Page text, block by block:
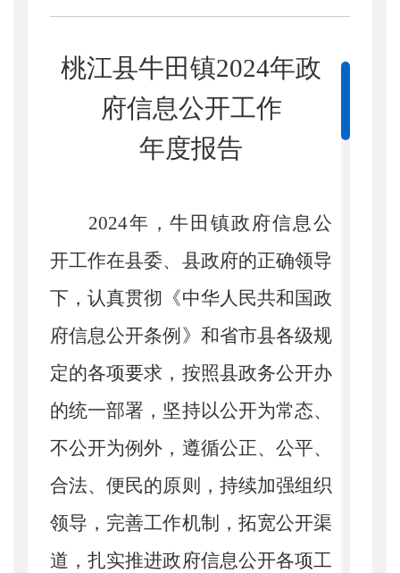
桃江县牛田镇2024年政
府信息公开工作
年度报告
2024年 ，牛田镇政府信息公
开工作在县委、县政府的正确领导
下，认真贯彻《中华人民共和国政
府信息公开条例》和省市县各级规
定的各项要求，按照县政务公开办
的统一部署，坚持以公开为常态、
不公开为例外，遵循公正、公平、
合法、便民的原则，持续加强组织
领导，完善工作机制，拓宽公开渠
道，扎实推进政府信息公开各项工